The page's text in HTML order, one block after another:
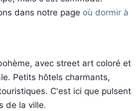
dans notre page où dormir à
avec street art coloré et
Petits hôtels charmants,
C'est ici que pulsent
de la ville.